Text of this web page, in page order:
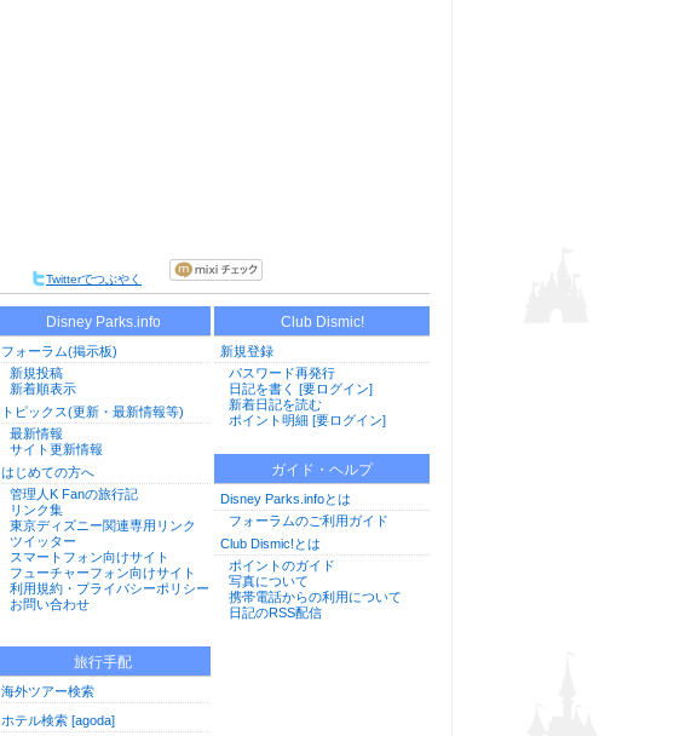
Twitterでつぶやく
Disney Parks.info
フォーラム(掲示板)
新規投稿
新着順表示
トピックス(更新・最新情報等)
最新情報
サイト更新情報
はじめての方へ
管理人K Fanの旅行記
リンク集
東京ディズニー関連専用リンク
ツイッター
スマートフォン向けサイト
フューチャーフォン向けサイト
利用規約・プライバシーポリシー
お問い合わせ
Club Dismic!
新規登録
パスワード再発行
日記を書く [要ログイン]
新着日記を読む
ポイント明細 [要ログイン]
ガイド・ヘルプ
Disney Parks.infoとは
フォーラムのご利用ガイド
Club Dismic!とは
ポイントのガイド
写真について
携帯電話からの利用について
日記のRSS配信
旅行手配
海外ツアー検索
ホテル検索 [agoda]